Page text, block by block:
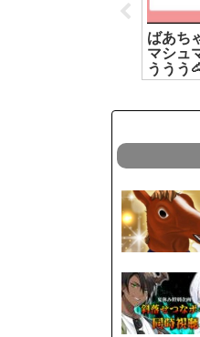
ばあち
マシュ
ううう
る】